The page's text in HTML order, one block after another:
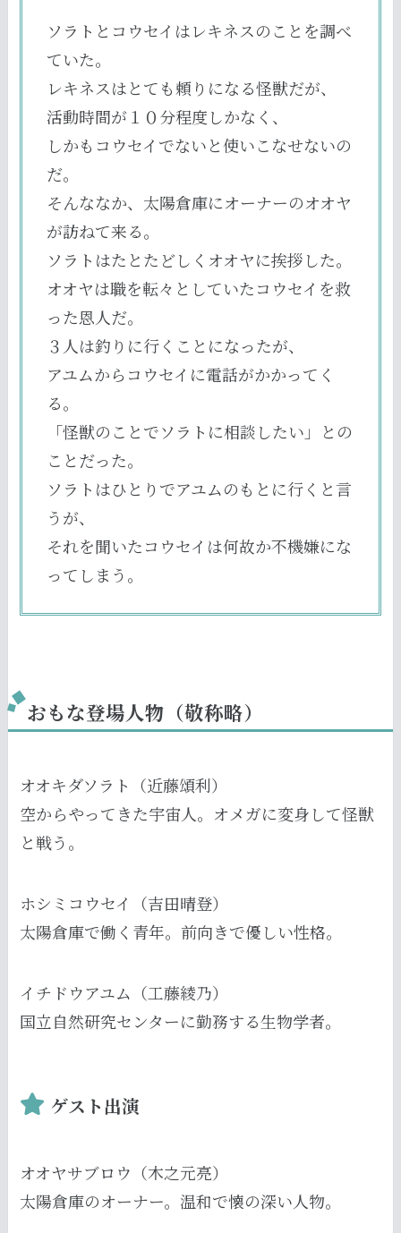
ソラトとコウセイはレキネスのことを調べ
ていた。
レキネスはとても頼りになる怪獣だが、
活動時間が１０分程度しかなく、
しかもコウセイでないと使いこなせないの
だ。
そんななか、太陽倉庫にオーナーのオオヤ
が訪ねて来る。
ソラトはたとたどしくオオヤに挨拶した。
オオヤは職を転々としていたコウセイを救
った恩人だ。
３人は釣りに行くことになったが、
アユムからコウセイに電話がかかってく
る。
「怪獣のことでソラトに相談したい」との
ことだった。
ソラトはひとりでアユムのもとに行くと言
うが、
それを聞いたコウセイは何故か不機嫌にな
ってしまう。
おもな登場人物（敬称略）
オオキダソラト（近藤頌利）
空からやってきた宇宙人。オメガに変身して怪獣
と戦う。
ホシミコウセイ（吉田晴登）
太陽倉庫で働く青年。前向きで優しい性格。
イチドウアユム（工藤綾乃）
国立自然研究センターに勤務する生物学者。
ゲスト出演
オオヤサブロウ（木之元亮）
太陽倉庫のオーナー。温和で懐の深い人物。